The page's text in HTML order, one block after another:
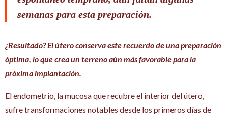
semanas para esta preparación.
¿Resultado? El útero conserva este recuerdo de una preparación
óptima, lo que crea un terreno aún más favorable para la
próxima implantación.
El endometrio, la mucosa que recubre el interior del útero,
sufre transformaciones notables desde los primeros días de